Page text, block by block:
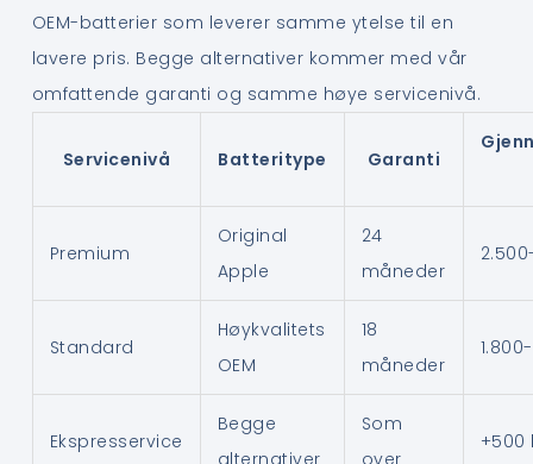
OEM-batterier som leverer samme ytelse til en
lavere pris. Begge alternativer kommer med vår
omfattende garanti og samme høye servicenivå.
Servicenivå Batteritype Garanti
Premium
Original
Apple
24
måneder
Standard
Høykvalitets
OEM
18
måneder
Ekspresservice
Begge
alternativer
Som
over
+500